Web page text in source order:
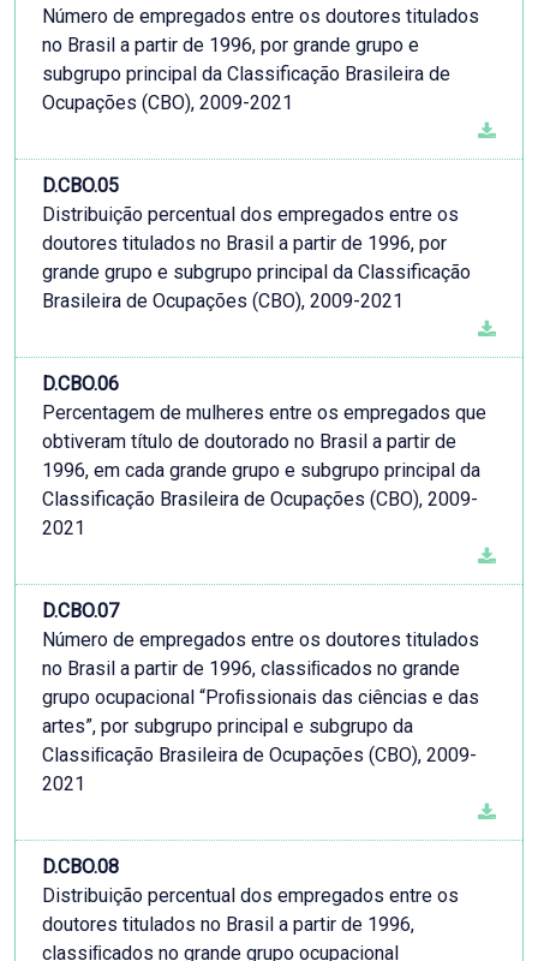
Número de empregados entre os doutores titulados
no Brasil a partir de 1996, por grande grupo e
subgrupo principal da Classificação Brasileira de
Ocupações (CBO), 2009-2021
D.CBO.05
Distribuição percentual dos empregados entre os
doutores titulados no Brasil a partir de 1996, por
grande grupo e subgrupo principal da Classificação
Brasileira de Ocupações (CBO), 2009-2021
D.CBO.06
Percentagem de mulheres entre os empregados que
obtiveram título de doutorado no Brasil a partir de
1996, em cada grande grupo e subgrupo principal da
Classificação Brasileira de Ocupações (CBO), 2009-
2021
D.CBO.07
Número de empregados entre os doutores titulados
no Brasil a partir de 1996, classiﬁcados no grande
grupo ocupacional “Proﬁssionais das ciências e das
artes”, por subgrupo principal e subgrupo da
Classiﬁcação Brasileira de Ocupações (CBO), 2009-
2021
D.CBO.08
Distribuição percentual dos empregados entre os
doutores titulados no Brasil a partir de 1996,
classiﬁcados no grande grupo ocupacional